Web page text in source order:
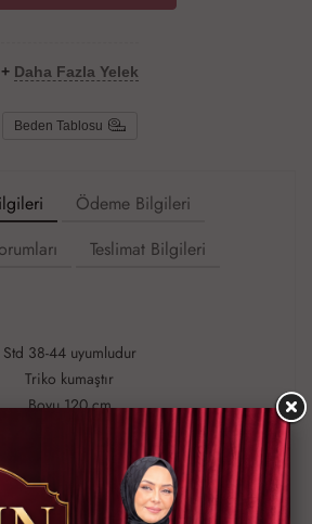
+ Daha Fazla Yelek
Beden Tablosu
Ödeme Bilgileri
Teslimat Bilgileri
Std 38-44 uyumludur
Triko kumaştır
Boyu 120 cm
1300
yerinize Müşteri Hizmetleri veya WhatsApp